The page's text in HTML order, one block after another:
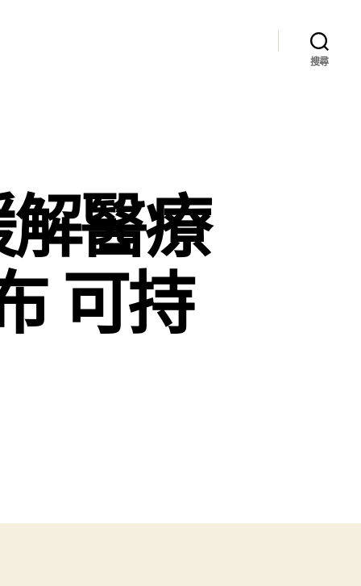
搜尋
醫療
可持